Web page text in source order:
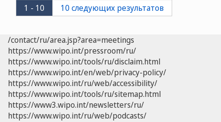
1 - 10 10 следующих результатов
/contact/ru/area.jsp?area=meetings
https://www.wipo.int/pressroom/ru/
https://www.wipo.int/tools/ru/disclaim.html
https://www.wipo.int/en/web/privacy-policy/
https://www.wipo.int/ru/web/accessibility/
https://www.wipo.int/tools/ru/sitemap.html
https://www3.wipo.int/newsletters/ru/
https://www.wipo.int/ru/web/podcasts/